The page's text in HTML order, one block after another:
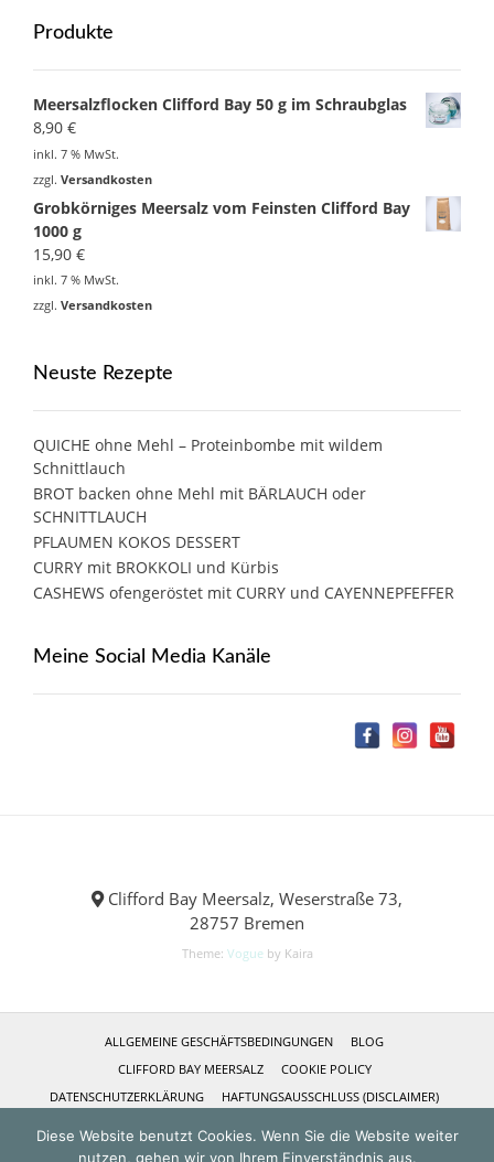
Produkte
Meersalzflocken Clifford Bay 50 g im Schraubglas
8,90 €
inkl. 7 % MwSt.
zzgl. Versandkosten
Grobkörniges Meersalz vom Feinsten Clifford Bay
1000 g
15,90 €
inkl. 7 % MwSt.
zzgl. Versandkosten
Neuste Rezepte
QUICHE ohne Mehl – Proteinbombe mit wildem
Schnittlauch
BROT backen ohne Mehl mit BÄRLAUCH oder
SCHNITTLAUCH
PFLAUMEN KOKOS DESSERT
CURRY mit BROKKOLI und Kürbis
CASHEWS ofengeröstet mit CURRY und CAYENNEPFEFFER
Meine Social Media Kanäle
Clifford Bay Meersalz, Weserstraße 73,
28757 Bremen
Theme: Vogue by Kaira
ALLGEMEINE GESCHÄFTSBEDINGUNGEN
BLOG
CLIFFORD BAY MEERSALZ
COOKIE POLICY
DATENSCHUTZERKLÄRUNG
HAFTUNGSAUSSCHLUSS (DISCLAIMER)
NEUSTE REZEPTE
REFERENZEN SHOP ÜBER MICH
Diese Website benutzt Cookies. Wenn Sie die Website weiter
nutzen, gehen wir von Ihrem Einverständnis aus.